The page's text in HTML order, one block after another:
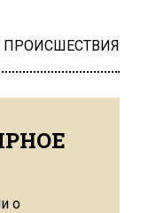
ПРОИСШЕСТВИЯ